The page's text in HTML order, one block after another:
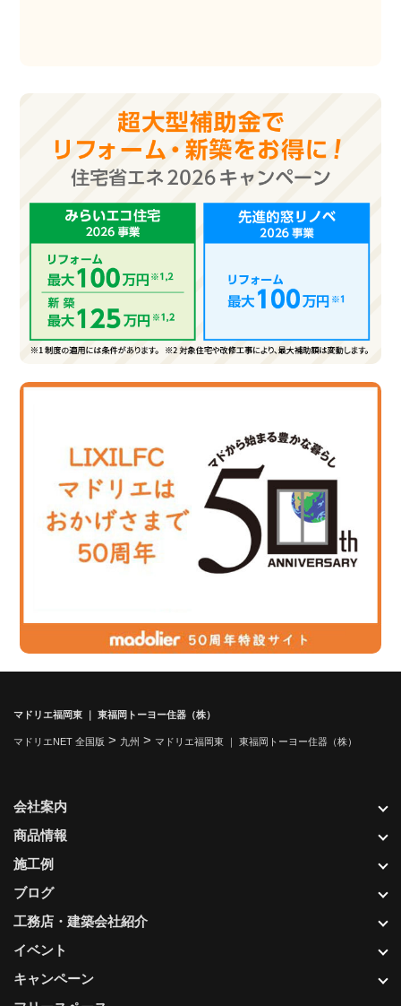
マドリエ福岡東 ｜ 東福岡トーヨー住器（株）
マドリエNET 全国版 > 九州 > マドリエ福岡東 ｜ 東福岡トーヨー住器（株）
会社案内
商品情報
施工例
ブログ
工務店・建築会社紹介
イベント
キャンペーン